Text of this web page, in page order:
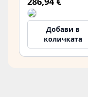
автоматичен
щепсел от
метал 1208971844
Добави в
количката